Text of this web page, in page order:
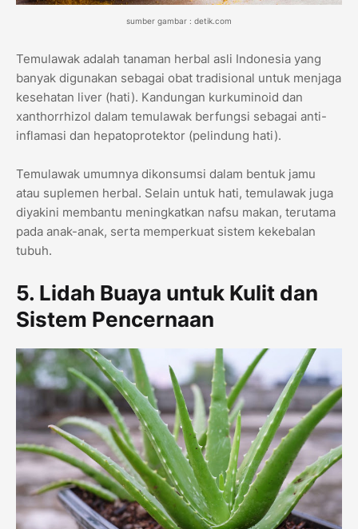
sumber gambar : detik.com
Temulawak adalah tanaman herbal asli Indonesia yang
banyak digunakan sebagai obat tradisional untuk menjaga
kesehatan liver (hati). Kandungan kurkuminoid dan
xanthorrhizol dalam temulawak berfungsi sebagai anti-
inflamasi dan hepatoprotektor (pelindung hati).
Temulawak umumnya dikonsumsi dalam bentuk jamu
atau suplemen herbal. Selain untuk hati, temulawak juga
diyakini membantu meningkatkan nafsu makan, terutama
pada anak-anak, serta memperkuat sistem kekebalan
tubuh.
5. Lidah Buaya untuk Kulit dan
Sistem Pencernaan